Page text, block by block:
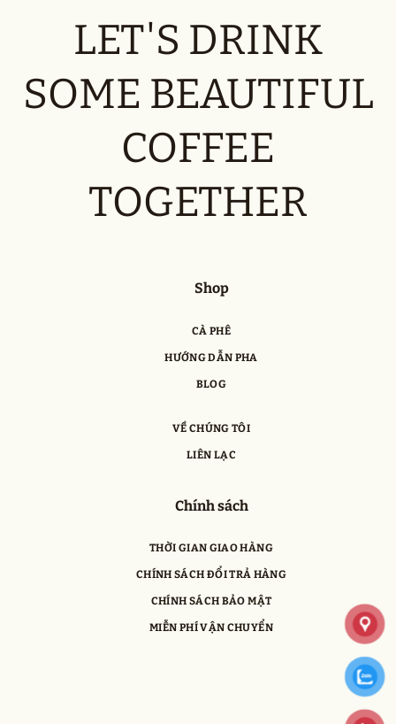
Shop
CÀ PHÊ
HƯỚNG DẪN PHA
BLOG
VỀ CHÚNG TÔI
LIÊN LẠC
Chính sách
THỜI GIAN GIAO HÀNG
CHÍNH SÁCH ĐỔI TRẢ HÀNG
CHÍNH SÁCH BẢO MẬT
MIỄN PHÍ VẬN CHUYỂN
LET'S DRINK
SOME BEAUTIFUL
COFFEE
TOGETHER